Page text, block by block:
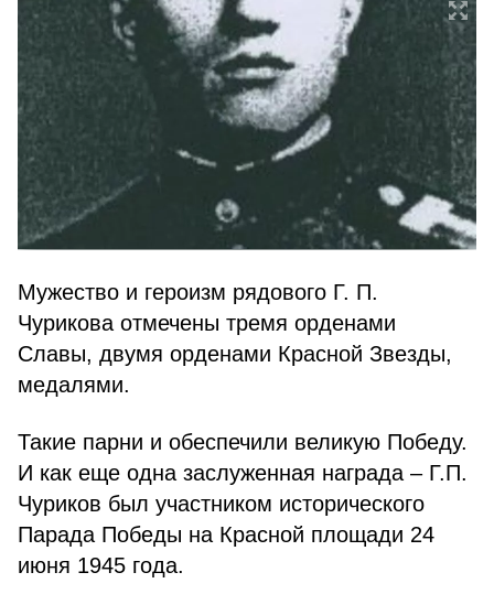
Мужество и героизм рядового Г. П.
Чурикова отмечены тремя орденами
Славы, двумя орденами Красной Звезды,
медалями.
Такие парни и обеспечили великую Победу.
И как еще одна заслуженная награда – Г.П.
Чуриков был участником исторического
Парада Победы на Красной площади 24
июня 1945 года.